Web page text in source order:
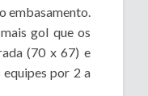
embasamento.
gol que os
(70 x 67) e
por 2 a